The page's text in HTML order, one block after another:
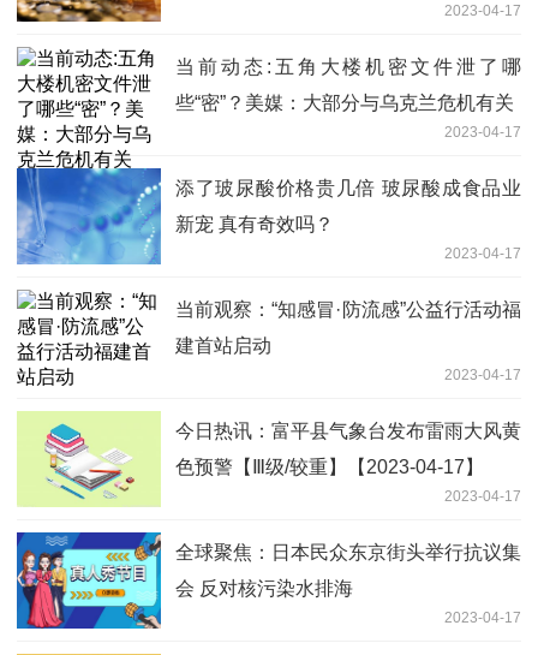
2023-04-17
当前动态:五角大楼机密文件泄了哪
些“密”？美媒：大部分与乌克兰危机有关
2023-04-17
添了玻尿酸价格贵几倍 玻尿酸成食品业
新宠 真有奇效吗？
2023-04-17
当前观察：“知感冒·防流感”公益行活动福
建首站启动
2023-04-17
今日热讯：富平县气象台发布雷雨大风黄
色预警【Ⅲ级/较重】【2023-04-17】
2023-04-17
全球聚焦：日本民众东京街头举行抗议集
会 反对核污染水排海
2023-04-17